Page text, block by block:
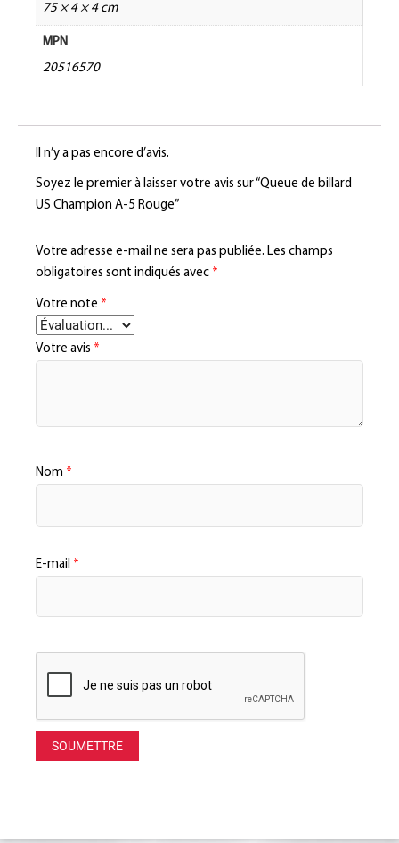
75 × 4 × 4 cm
MPN
20516570
Il n’y a pas encore d’avis.
Soyez le premier à laisser votre avis sur “Queue de billard
US Champion A-5 Rouge”
Votre adresse e-mail ne sera pas publiée. Les champs
obligatoires sont indiqués avec *
Votre note *
Votre avis *
Nom *
E-mail *